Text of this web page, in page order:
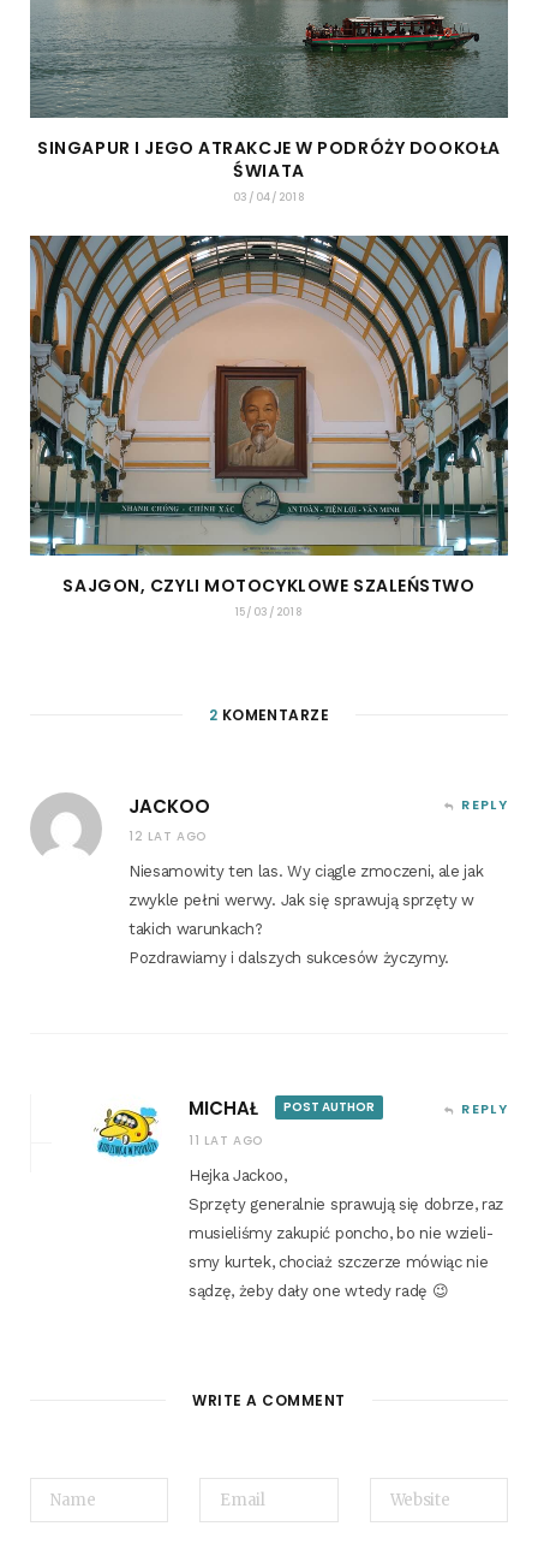
SINGAPUR I JEGO ATRAKCJE W PODRÓŻY DOOKOŁA
ŚWIATA
03/04/2018
SAJGON, CZYLI MOTOCYKLOWE SZALEŃSTWO
15/03/2018
2 KOMENTARZE
JACKOO
12 LAT AGO
REPLY
Nie­sa­mo­wi­ty ten las. Wy cią­gle zmo­cze­ni, ale jak
zwy­kle peł­ni werwy. Jak się spra­wu­ją sprzę­ty w
takich warunkach?
Pozdra­wia­my i dal­szych suk­ce­sów życzymy.
MICHAŁ
POST AUTHOR
11 LAT AGO
REPLY
Hej­ka Jackoo,
Sprzę­ty gene­ral­nie spra­wu­ją się dobrze, raz
musie­li­śmy zaku­pić pon­cho, bo nie wzie­li­
smy kur­tek, cho­ciaż szcze­rze mówiąc nie
sądzę, żeby dały one wte­dy radę 😉
WRITE A COMMENT